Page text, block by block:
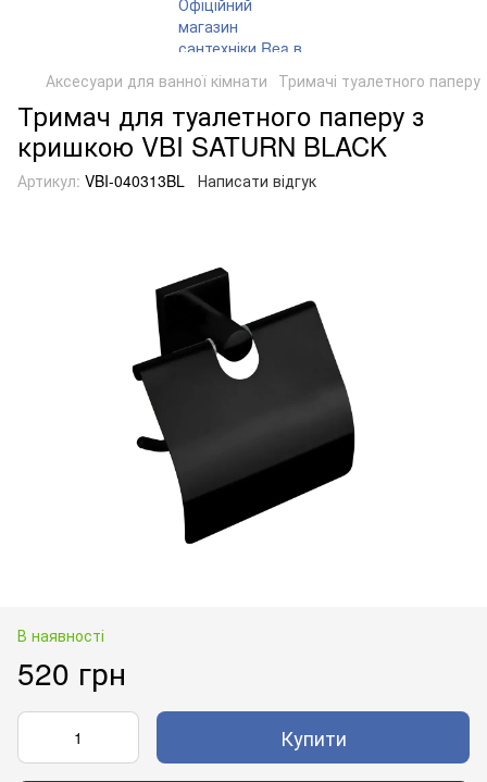
Аксесуари для ванної кімнати Тримачі туалетного паперу
Тримач для туалетного паперу з
кришкою VBI SATURN BLACK
Артикул: VBI-040313BL Написати відгук
В наявності
520 грн
Купити